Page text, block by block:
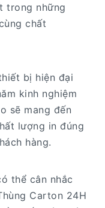
trong những
chất
bị hiện đại
kinh nghiệm
sẽ mang đến
lượng in đúng
hàng.
thể cân nhắc
Carton 24H